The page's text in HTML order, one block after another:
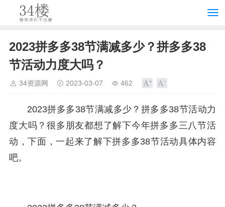
2023拼多多38节满减多少？拼多多38
节活动力度大吗？
34资源网 2023-03-07 462
2023拼多多38节满减多少？拼多多38节活动力
度大吗？很多朋友都想了解下今年拼多多三八节活
动，下面，一起来了解下拼多多38节活动具体内容
吧。